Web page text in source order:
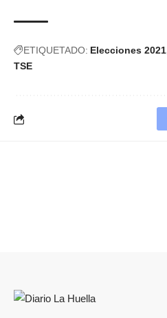
ETIQUETADO: Elecciones 2021
TSE